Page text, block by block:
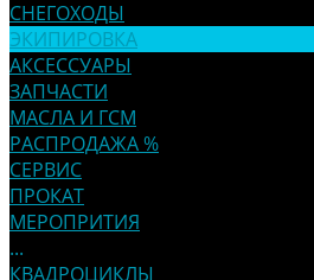
СНЕГОХОДЫ
ЭКИПИРОВКА
АКСЕССУАРЫ
ЗАПЧАСТИ
МАСЛА И ГСМ
РАСПРОДАЖА %
СЕРВИС
ПРОКАТ
МЕРОПРИТИЯ
...
КВАДРОЦИКЛЫ